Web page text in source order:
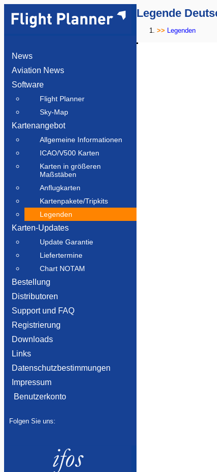
News
Aviation News
Software
Flight Planner
Sky-Map
Kartenangebot
Allgemeine Informationen
ICAO/V500 Karten
Karten in größeren
Maßstäben
Anflugkarten
Kartenpakete/Tripkits
Legenden
Karten-Updates
Update Garantie
Liefertermine
Chart NOTAM
Bestellung
Distributoren
Support und FAQ
Registrierung
Downloads
Links
Datenschutzbestimmungen
Impressum
Benutzerkonto
Folgen Sie uns:
Legende
Legenden